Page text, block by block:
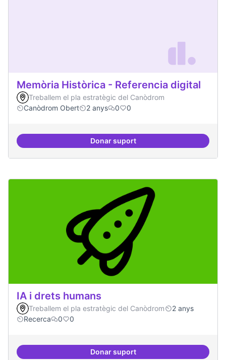
Memòria Històrica - Referencia digital
Treballem el pla estratègic del Canòdrom
Canòdrom Obert
2 anys 0 0
Donar suportMemòria Històrica - Referencia
IA i drets humans
Treballem el pla estratègic del Canòdrom
2 anys
Recerca
0 0
Donar suportIA i drets humans